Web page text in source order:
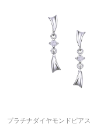
プラチナダイヤモンドピアス